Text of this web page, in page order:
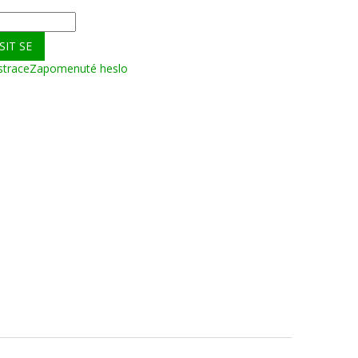
SE
Zapomenuté heslo